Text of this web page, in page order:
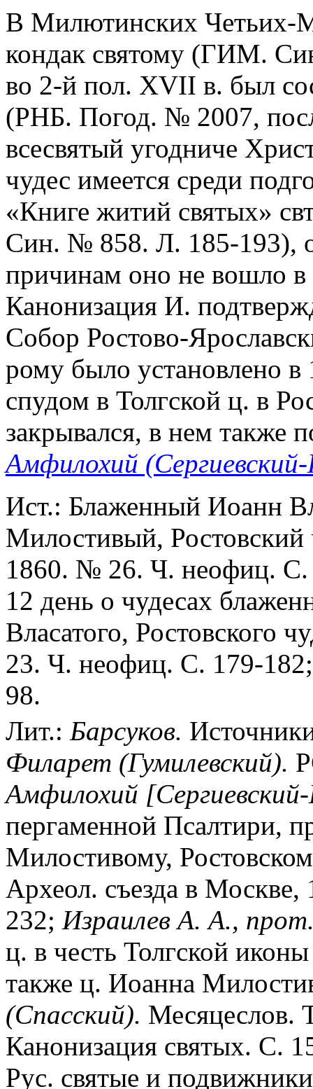
В Милютинских Четьих-
кондак святому (ГИМ.
во 2-й пол. XVII в. был
(РНБ. Погод. № 2007,
всесвятый угодниче
чудес имеется среди
«Книге житий святых»
Син. № 858. Л. 185-193),
причинам оно не вошло
Канонизация И.
Собор Ростово-
рому было установлено
спудом в Толгской ц. в
закрывался, в нем также
Амфилохий
Ист.: Блаженный Иоанн
Милостивый, Ростовский
1860. № 26. Ч. неофиц. С.
12 день о чудесах
Власатого, Ростовского
23. Ч. неофиц. С. 179-
98.
Лит.: Барсуков.
Филарет (Гумилевский).
Амфилохий
пергаменной Псалтири,
Милостивому,
Археол. съезда в
232; Израилев А. А.,
ц. в честь Толгской
также ц. Иоанна
(Спасский). Месяцеслов.
Канонизация святых. С.
Рус. святые и